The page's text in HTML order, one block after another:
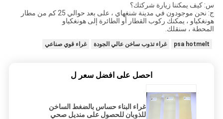
س: كيف يمكننا زيارة شركتك؟
ج: نحن موجودون في مدينة شنغهاي ، على بعد حوالي 25 كم من مطار
هونغكياو ، يمكنك ركوب القطار أو الطائرة إلى هونغكياو
المحطة ، سنقلك.
psa hotmelt غراء تذوب ساخن عالي الجودة غراء قوي صناعي
احصل على افضل سعر ل
غراء البناء حساس بالضغط الساخن
للذوبان للحصول على منديل صحي